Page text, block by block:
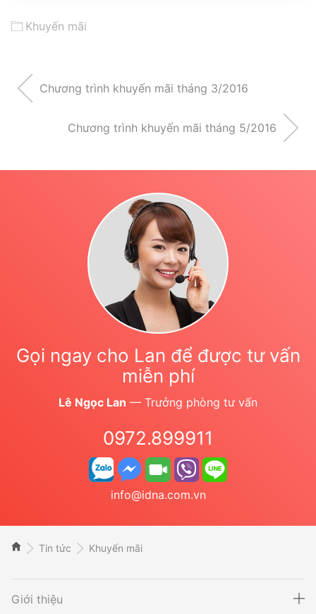
Khuyến mãi
Chương trình khuyến mãi tháng 3/2016
Chương trình khuyến mãi tháng 5/2016
Gọi ngay cho Lan để được tư vấn
miễn phí
Lê Ngọc Lan — Trưởng phòng tư vấn
0972.899911
info@idna.com.vn
Tin tức Khuyến mãi
Giới thiệu